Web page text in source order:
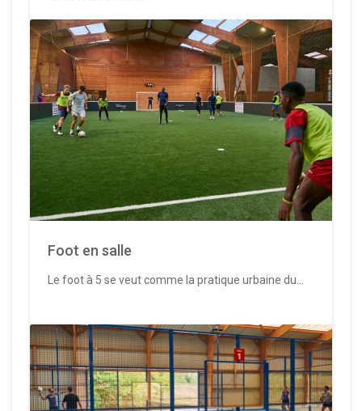
Foot en salle
Le foot à 5 se veut comme la pratique urbaine du...